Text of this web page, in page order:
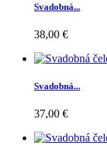
Svadobná...
38,00 €
Svadobná...
37,00 €